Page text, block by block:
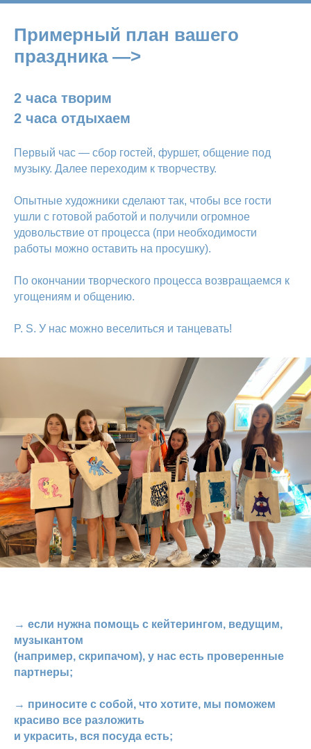
Примерный план вашего
праздника —>
2 часа творим
2 часа отдыхаем
Первый час — сбор гостей, фуршет, общение под
музыку. Далее переходим к творчеству.
Опытные художники сделают так, чтобы все гости
ушли с готовой работой и получили огромное
удовольствие от процесса (при необходимости
работы можно оставить на просушку).
По окончании творческого процесса возвращаемся к
угощениям и общению.
P. S. У нас можно веселиться и танцевать!
→ если нужна помощь с кейтерингом, ведущим,
музыкантом
(например, скрипачом), у нас есть проверенные
партнеры;
→ приносите с собой, что хотите, мы поможем
красиво все разложить
и украсить, вся посуда есть;